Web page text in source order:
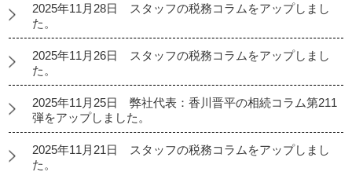
2025年11月28日 スタッフの税務コラムをアップしまし
た。
2025年11月26日 スタッフの税務コラムをアップしまし
た。
2025年11月25日 弊社代表：香川晋平の相続コラム第211
弾をアップしました。
2025年11月21日 スタッフの税務コラムをアップしまし
た。